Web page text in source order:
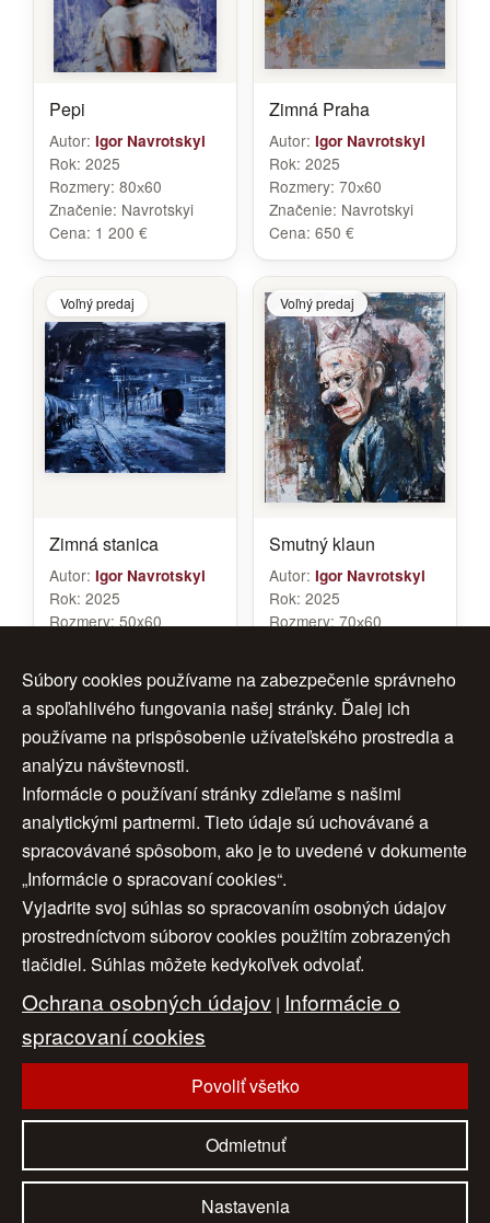
Pepi
Autor: Igor Navrotskyi
Rok: 2025
Rozmery: 80х60
Značenie: Navrotskyi
Cena: 1 200 €
Zimná Praha
Autor: Igor Navrotskyi
Rok: 2025
Rozmery: 70х60
Značenie: Navrotskyi
Cena: 650 €
Voľný predaj
Zimná stanica
Autor: Igor Navrotskyi
Rok: 2025
Rozmery:50x60
Voľný predaj
Smutný klaun
Autor: Igor Navrotskyi
Rok: 2025
Rozmery:70х60
>>
1
4 5 6 7
Úvod | O nás | Obchodné podmienky |
Ochrana osobných údajov | Cookies
Nastavenia cookies | Cenník | Aktuality | Kontakt
|
© 2006-2026 ART CONSULTING, Všetky práva vyhradené
eAntik.sk
Súbory cookies používame na zabezpečenie správneho
a spoľahlivého fungovania našej stránky. Ďalej ich
používame na prispôsobenie užívateľského prostredia a
analýzu návštevnosti.
Informácie o používaní stránky zdieľame s našimi
analytickými partnermi. Tieto údaje sú uchovávané a
spracovávané spôsobom, ako je to uvedené v dokumente
„Informácie o spracovaní cookies“.
Vyjadrite svoj súhlas so spracovaním osobných údajov
prostredníctvom súborov cookies použitím zobrazených
tlačidiel. Súhlas môžete kedykoľvek odvolať.
Ochrana osobných údajov | Informácie o
spracovaní cookies
Povoliť všetko
Odmietnuť
Nastavenia